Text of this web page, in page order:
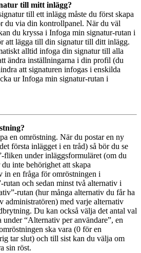
till mitt inlägg?
till ett inlägg måste du först skapa
du via din kontrollpanel. När du väl
du kryssa i Infoga min signatur-rutan i
att lägga till din signatur till ditt inlägg.
alltid infoga din signatur till alla
ändra inställningarna i din profil (du
att signaturen infogas i enskilda
ur Infoga min signatur-rutan i
en omröstning. När du postar en ny
första inlägget i en tråd) så bör du se
fliken under inläggsformuläret (om du
inte behörighet att skapa
in en fråga för omröstningen i
rutan och sedan minst två alternativ i
rutan (hur många alternativ du får ha
administratören) med varje alternativ
Du kan också välja det antal val
under “Alternativ per användare”, en
ska vara (0 för en
tar slut) och till sist kan du välja om
sin röst.